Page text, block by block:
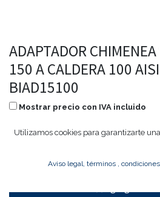
ADAPTADOR
150 A CALDERA 100
BIAD15100
Mostrar precio con IVA incluido
50,22€ 24,11€
Utilizamos cookies para garantizarte
Aviso legal, términos ,